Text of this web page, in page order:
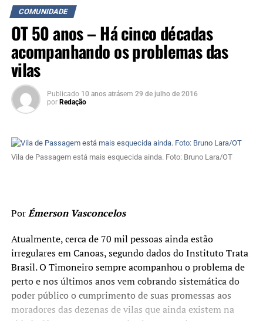
COMUNIDADE
OT 50 anos – Há cinco décadas
acompanhando os problemas das
vilas
Publicado 10 anos atrásem 29 de julho de 2016
por Redação
Vila de Passagem está mais esquecida ainda. Foto: Bruno Lara/OT
PorÉmerson Vasconcelos
Atualmente, cerca de 70 mil pessoas ainda estão
irregulares em Canoas, segundo dados do Instituto Trata
Brasil. O Timoneiro sempre acompanhou o problema de
perto e nos últimos anos vem cobrando sistemática do
poder público o cumprimento de suas promessas aos
moradores das dezenas de vilas que ainda existem na